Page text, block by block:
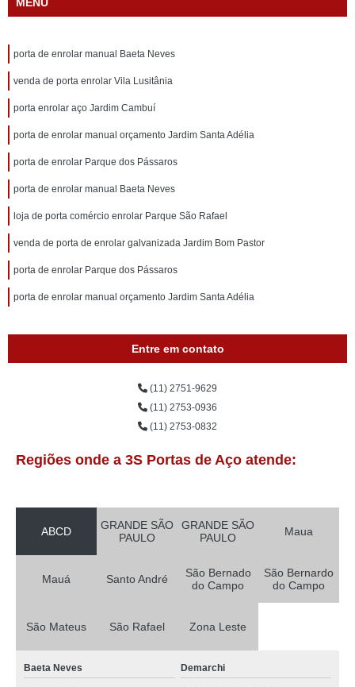
porta de enrolar manual Baeta Neves
venda de porta enrolar Vila Lusitânia
porta enrolar aço Jardim Cambuí
porta de enrolar manual orçamento Jardim Santa Adélia
porta de enrolar Parque dos Pássaros
porta de enrolar manual Baeta Neves
loja de porta comércio enrolar Parque São Rafael
venda de porta de enrolar galvanizada Jardim Bom Pastor
porta de enrolar Parque dos Pássaros
porta de enrolar manual orçamento Jardim Santa Adélia
Entre em contato
(11) 2751-9629
(11) 2753-0936
(11) 2753-0832
Regiões onde a 3S Portas de Aço atende:
ABCD
GRANDE SÃO
PAULO
GRANDE SÃO
PAULO
Maua
Mauá Santo André
São Bernado
do Campo
São Bernardo
do Campo
São Mateus São Rafael Zona Leste
Baeta Neves Demarchi